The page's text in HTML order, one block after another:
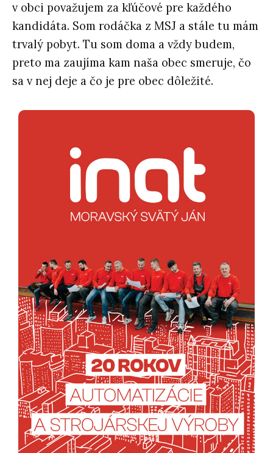
v obci považujem za kľúčové pre každého
kandidáta. Som rodáčka z MSJ a stále tu mám
trvalý pobyt. Tu som doma a vždy budem,
preto ma zaujíma kam naša obec smeruje, čo
sa v nej deje a čo je pre obec dôležité.